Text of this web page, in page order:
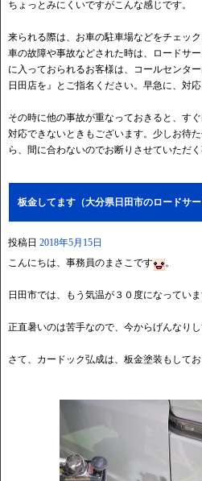
ちょっとみにくいですがこんな感じです。
来られる際は、お車の駐車場などをチェッ
車の故障や事故などされた時は、ロードサ
に入っておられるお客様は、コールセンタ
日田店を』とご指名ください。早急に、対応
その時に他の事故が重なっておきると、す
対応できないときもございます。少しお待
ら、間に合わないのでお断りさせていただ
板金してます（大分県日田市のロードサ
投稿日 2018年5月15日
こんにちは、事務員のまさこです
。
日田市では、もう気温が３０度になってい
正直暑いのは苦手なので、今からげんなり
さて、カードック弘成は、板金塗装もして